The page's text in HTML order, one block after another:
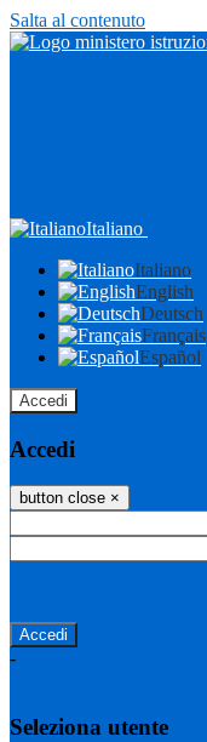
Salta al contenuto
Italiano
Italiano
English
Deutsch
Français
Español
Accedi
Accedi
button close ×
-
Seleziona utente